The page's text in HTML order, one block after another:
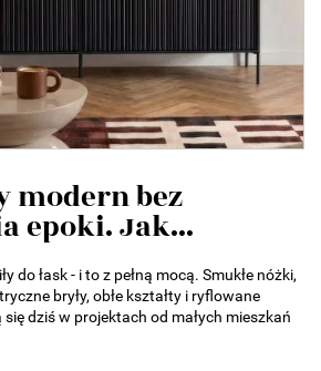
modern bez
epoki. Jak...
do łask - i to z pełną mocą. Smukłe nóżki,
bryły, obłe kształty i ryflowane
dziś w projektach od małych mieszkań